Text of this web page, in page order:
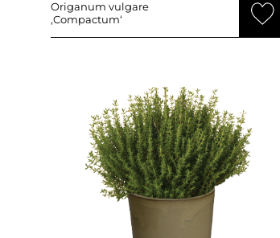
Origanum vulgare
‚Compactum‘